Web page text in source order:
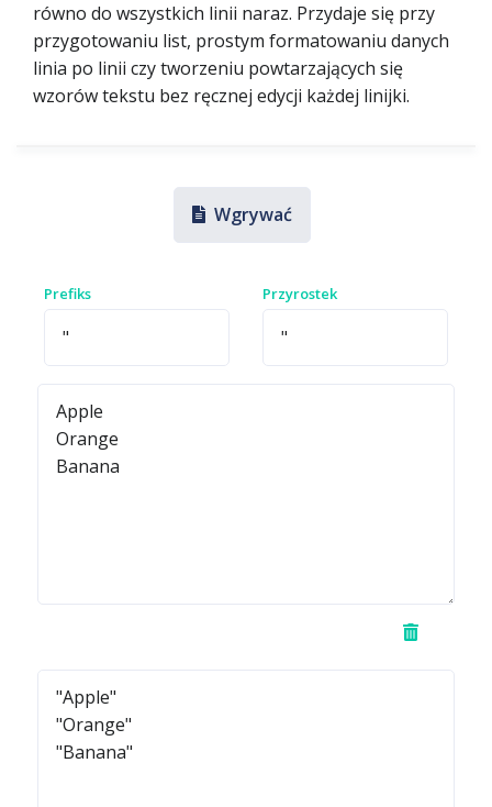
równo do wszystkich linii naraz. Przydaje się przy
przygotowaniu list, prostym formatowaniu danych
linia po linii czy tworzeniu powtarzających się
wzorów tekstu bez ręcznej edycji każdej linijki.
Wgrywać
Prefiks Przyrostek